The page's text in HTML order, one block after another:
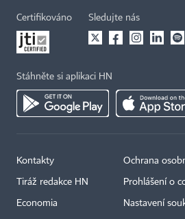
Certifikováno Sledujte nás
Stáhněte si aplikaci HN
Kontakty
Tiráž redakce HN
Economia
Ochrana
Prohlášení o
Nastavení